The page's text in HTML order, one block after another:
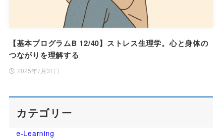
【基本プログラムB 12/40】ストレス生理学。心と身体の
つながりを理解する
2025年7月31日
カテゴリー
e-Learning